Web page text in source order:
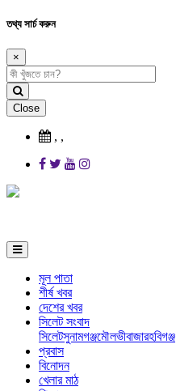
তথ্য সার্চ করুন
×
Close
, ,
মূল পাতা
শীর্ষ খবর
দেশের খবর
সিলেট সংবাদ
সিলেটসুনামগঞ্জমৌলভীবাজারহবিগঞ্জ
প্রবাস
বিনোদন
খেলার মাঠ